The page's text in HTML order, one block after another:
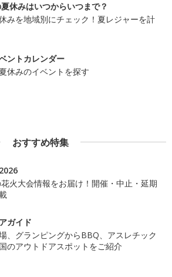
休みはいつからいつまで？
みを地域別にチェック！夏レジャーを計
ントカレンダー
休みのイベントを探す
おすすめ特集
火大会情報をお届け！開催・中止・延期
ガイド
、グランピングからBBQ、アスレチック
のアウトドアスポットをご紹介